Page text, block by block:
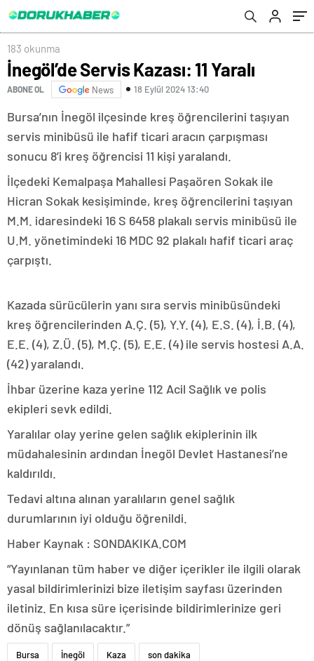
183 okunma
İnegöl’de Servis Kazası: 11 Yaralı
ABONE OL News 18 Eylül 2024 13:40
Bursa’nın İnegöl ilçesinde kreş öğrencilerini taşıyan
servis minibüsü ile hafif ticari aracın çarpışması
sonucu 8’i kreş öğrencisi 11 kişi yaralandı.
İlçedeki Kemalpaşa Mahallesi Paşaören Sokak ile
Hicran Sokak kesişiminde, kreş öğrencilerini taşıyan
M.M. idaresindeki 16 S 6458 plakalı servis minibüsü ile
U.M. yönetimindeki 16 MDC 92 plakalı hafif ticari araç
çarpıştı.
Kazada sürücülerin yanı sıra servis minibüsündeki
kreş öğrencilerinden A.Ç. (5), Y.Y. (4), E.S. (4), İ.B. (4),
E.E. (4), Z.Ü. (5), M.Ç. (5), E.E. (4) ile servis hostesi A.A.
(42) yaralandı.
İhbar üzerine kaza yerine 112 Acil Sağlık ve polis
ekipleri sevk edildi.
Yaralılar olay yerine gelen sağlık ekiplerinin ilk
müdahalesinin ardından İnegöl Devlet Hastanesi’ne
kaldırıldı.
Tedavi altına alınan yaralıların genel sağlık
durumlarının iyi olduğu öğrenildi.
Haber Kaynak : SONDAKIKA.COM
“Yayınlanan tüm haber ve diğer içerikler ile ilgili olarak
yasal bildirimlerinizi bize iletişim sayfası üzerinden
iletiniz. En kısa süre içerisinde bildirimlerinize geri
dönüş sağlanılacaktır.”
Bursa İnegöl Kaza son dakika